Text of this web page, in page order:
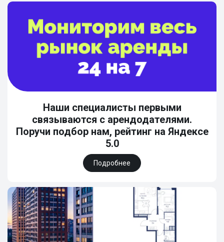
Наши специалисты первыми
связываются с арендодателями.
Поручи подбор нам, рейтинг на Яндексе
5.0
Подробнее